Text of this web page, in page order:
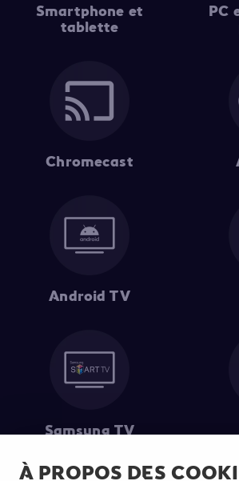
À PROPOS DES
Smartphone et
tablette
PC
Chromecast
Android TV
Samsung TV